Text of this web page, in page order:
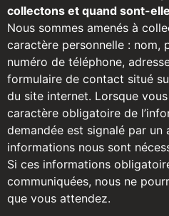
collectons et quand sont-
Nous sommes amenés à
caractère personnelle : nom,
numéro de téléphone,
formulaire de contact situé
du site internet. Lorsque
caractère obligatoire de
demandée est signalé par un
informations nous sont
Si ces informations
communiquées, nous ne
que vous attendez.